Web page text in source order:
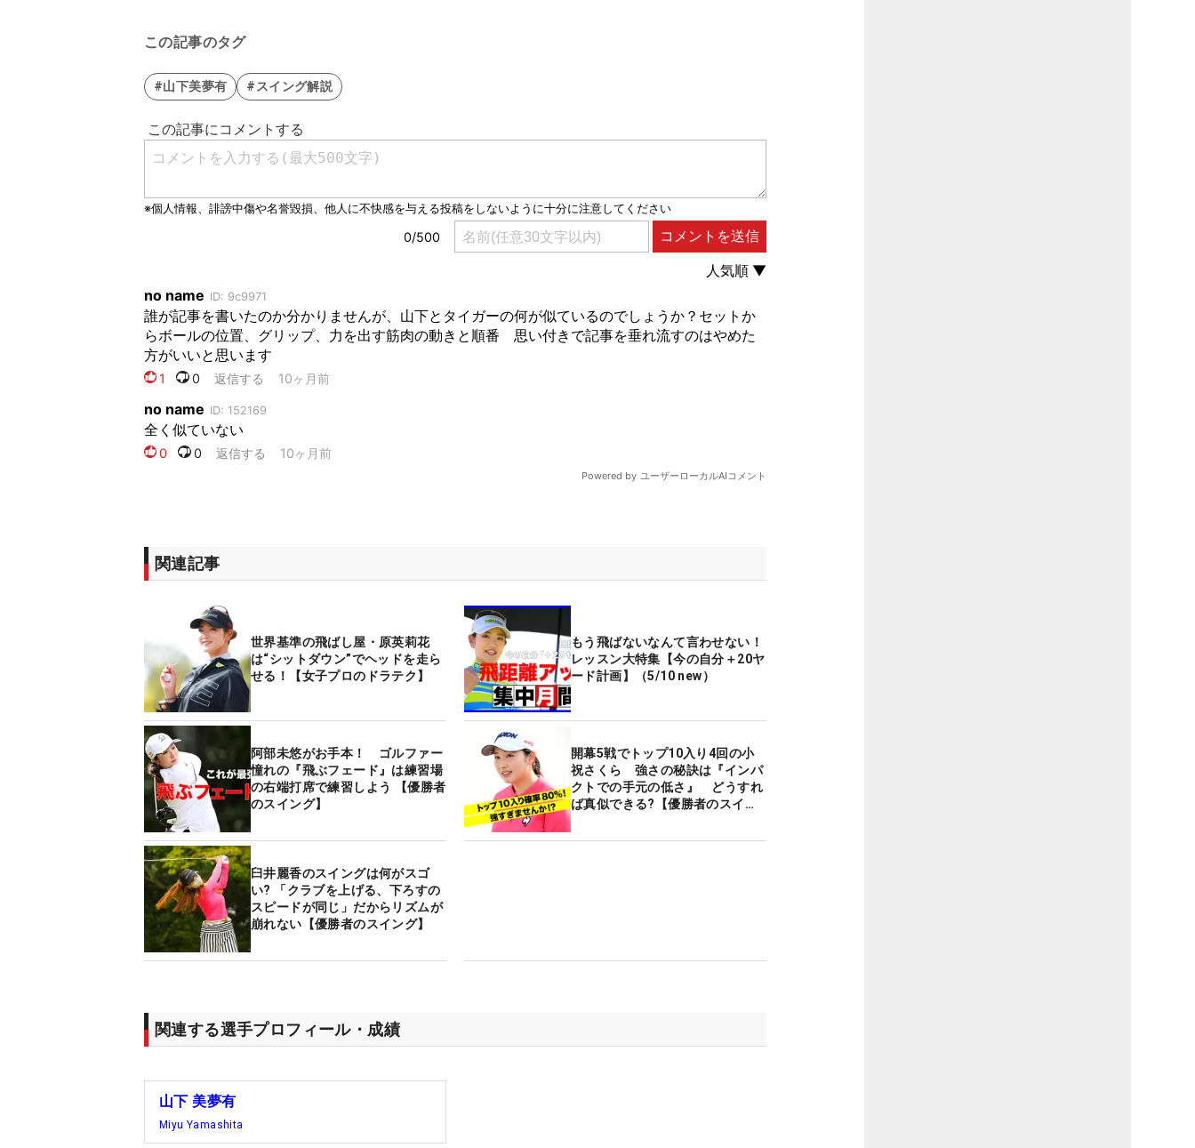
この記事のタグ
#山下美夢有 #スイング解説
関連記事
世界基準の飛ばし屋・原英莉花
は“シットダウン”でヘッドを走ら
せる！【女子プロのドラテク】
もう飛ばないなんて言わせない！
レッスン大特集【今の自分＋20ヤ
ード計画】（5/10 new）
阿部未悠がお手本！ ゴルファー
憧れの『飛ぶフェード』は練習場
の右端打席で練習しよう 【優勝者
のスイング】
開幕5戦でトップ10入り4回の小
祝さくら 強さの秘訣は『インパ
クトでの手元の低さ』 どうすれ
ば真似できる?【優勝者のスイン
臼井麗香のスイングは何がスゴ
い? 「クラブを上げる、下ろすの
スピードが同じ」だからリズムが
崩れない【優勝者のスイング】
関連する選手プロフィール・成績
山下 美夢有
Miyu Yamashita